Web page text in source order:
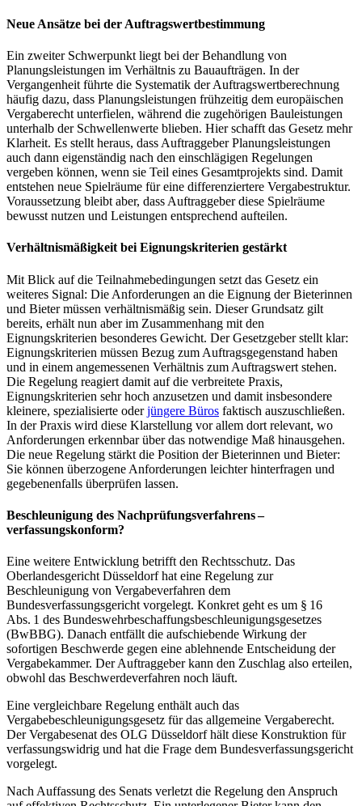
Neue Ansätze bei der Auftragswertbestimmung
Ein zweiter Schwerpunkt liegt bei der Behandlung von
Planungsleistungen im Verhältnis zu Bauaufträgen. In der
Vergangenheit führte die Systematik der Auftragswertberechnung
häufig dazu, dass Planungsleistungen frühzeitig dem europäischen
Vergaberecht unterfielen, während die zugehörigen Bauleistungen
unterhalb der Schwellenwerte blieben. Hier schafft das Gesetz mehr
Klarheit. Es stellt heraus, dass Auftraggeber Planungsleistungen
auch dann eigenständig nach den einschlägigen Regelungen
vergeben können, wenn sie Teil eines Gesamtprojekts sind. Damit
entstehen neue Spielräume für eine differenziertere Vergabestruktur.
Voraussetzung bleibt aber, dass Auftraggeber diese Spielräume
bewusst nutzen und Leistungen entsprechend aufteilen.
Verhältnismäßigkeit bei Eignungskriterien gestärkt
Mit Blick auf die Teilnahmebedingungen setzt das Gesetz ein
weiteres Signal: Die Anforderungen an die Eignung der Bieterinnen
und Bieter müssen verhältnismäßig sein. Dieser Grundsatz gilt
bereits, erhält nun aber im Zusammenhang mit den
Eignungskriterien besonderes Gewicht. Der Gesetzgeber stellt klar:
Eignungskriterien müssen Bezug zum Auftragsgegenstand haben
und in einem angemessenen Verhältnis zum Auftragswert stehen.
Die Regelung reagiert damit auf die verbreitete Praxis,
Eignungskriterien sehr hoch anzusetzen und damit insbesondere
kleinere, spezialisierte oderjüngere Büros faktisch auszuschließen.
In der Praxis wird diese Klarstellung vor allem dort relevant, wo
Anforderungen erkennbar über das notwendige Maß hinausgehen.
Die neue Regelung stärkt die Position der Bieterinnen und Bieter:
Sie können überzogene Anforderungen leichter hinterfragen und
gegebenenfalls überprüfen lassen.
Beschleunigung des Nachprüfungsverfahrens –
verfassungskonform?
Eine weitere Entwicklung betrifft den Rechtsschutz. Das
Oberlandesgericht Düsseldorf hat eine Regelung zur
Beschleunigung von Vergabeverfahren dem
Bundesverfassungsgericht vorgelegt. Konkret geht es um § 16
Abs. 1 des Bundeswehrbeschaffungsbeschleunigungsgesetzes
(BwBBG). Danach entfällt die aufschiebende Wirkung der
sofortigen Beschwerde gegen eine ablehnende Entscheidung der
Vergabekammer. Der Auftraggeber kann den Zuschlag also erteilen,
obwohl das Beschwerdeverfahren noch läuft.
Eine vergleichbare Regelung enthält auch das
Vergabebeschleunigungsgesetz für das allgemeine Vergaberecht.
Der Vergabesenat des OLG Düsseldorf hält diese Konstruktion für
verfassungswidrig und hat die Frage dem Bundesverfassungsgericht
vorgelegt.
Nach Auffassung des Senats verletzt die Regelung den Anspruch